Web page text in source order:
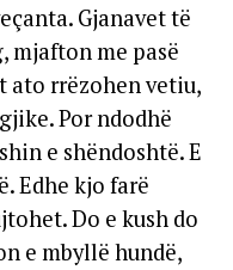
Gjanavet të
mjafton me pasë
ato rrëzohen vetiu,
Por ndodhë
e shëndoshtë. E
Edhe kjo farë
Do e kush do
e mbyllë hundë,